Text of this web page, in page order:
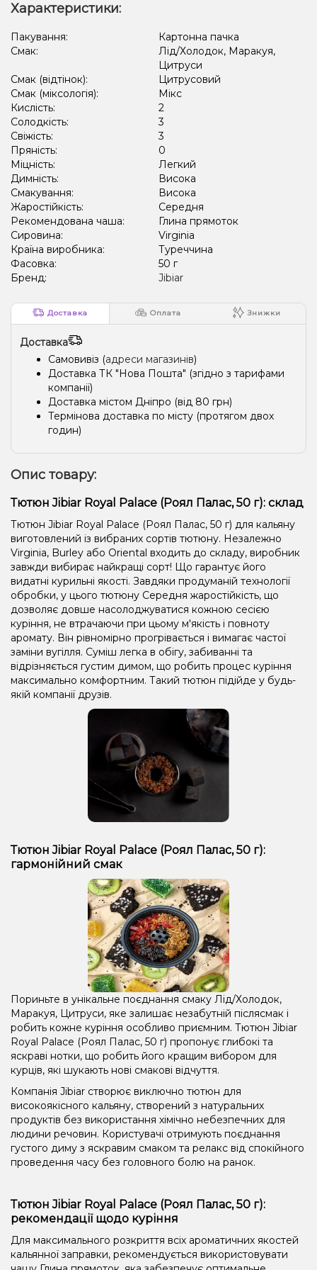
Апельсин, Лайм, Лід/Холодок, Лимон
Лід/Холодок, Чорниця/Лохина Кактус, Лід/Холодок
Лід/Холодок, М'ята, Цитруси Кола, Лід/Холодок
Кавун, Диня, Лід/Холодок Персик , Льод/Холодок
Виноград, Лід/Холодок Лід/Холодок, Лимон
Диня, Полуниця, Лід/Холодок
Лід/Холодок, Персик, Чорниця/Лохина
Груша/Дюшес, Лід/Холодок Лід/Холодок, Мандарин
Виноград, Чорниця/Лохина Лимон Лимон, М'ята
Виноград, Лайм Лайм, Лічі, Чорниця/Лохина
Полуниця, Лайм, Малина Апельсин, Сливки/Крем
Фісташки Морозиво Енергетик Полуниця
Полуниця, Лимонад Диня, Полуниця, Маракуя
Аніс/Подвійне яблуко Апельсин, Грейпфрут, Лайм
Грейпфрут, Диня, Лимон, Маракуя
Виноград, Лід/Холодок, Ягоди
Жуйка (фруктова) Цукерки, Лід/Холодок Диня
Ананас, Маракуя, Морозиво, Персик. Мохіто Кола, Лайм
Ківі, Лайм, М'ята, Яблуко Гуава, Малина
Гуава, Чорниця/Лохина Кавун, Лід/Холодок
М’ята, Чорниця/Лохина Лід/Холодок, Малина
Лід/Холодок, Яблуко Лід/Холодок Печиво Ожина
Ананас, Диня, Манго, Маракуя, Чорниця/Лохина
Диня, Чорниця/Лохина
Жуйка (м'ята), Кориця Апельсин, Кола Лайм
Грейпфрут Диня, Лід/Холодок
Банан, Полуниця, Лід/Холодок Апельсин, Кола, Лід/Холодок
Лимон, Пиріг/Кондитерка М'ята Апельсин, Шоколад
Прянощі/Спеції
Малина, Персик, Чорниця/Лохина
Лід/Холодок, Мандарин, Вершки/Крем, Фісташки
Тірамісу Ваніль, Кава
Кавун, Мигдаль, Помело Кавун, Маракуя, М'ята
Манго, Маракуя
Апельсин, Банан, Вишня/Черешня, М'ята, Персик.
Цукерки, Льод/Холодок, М'ята Кола, Печиво
Кокос, Сливки/Крем Виноград, Ягоди
Аніс/Подвійне яблуко, М'ята
Виноград, Ожина, Персик, Чорниця/Лохина
Характеристики:
Пакування:
Картонна пачка
Смак:
Лід/Холодок, Маракуя,
Цитруси
Смак (відтінок):
Цитрусовий
Смак (міксологія):
Мікс
Кислість:
2
Солодкість:
3
Свіжість:
3
Пряність:
0
Міцність:
Легкий
Димність:
Висока
Смакування:
Висока
Жаростійкість:
Середня
Рекомендована чаша:
Глина прямоток
Сировина:
Virginia
Країна виробника:
Туреччина
Фасовка:
50 г
Бренд:
Jibiar
Доставка Оплата Знижки
Доставка
Самовивіз (адреси магазинів)
Доставка ТК "Нова Пошта" (згідно з тарифами
компанії)
Доставка містом Дніпро (від 80 грн)
Термінова доставка по місту (протягом двох
годин)
Опис товару:
Тютюн Jibiar Royal Palace (Роял Палас, 50 ​​г): склад
Тютюн Jibiar Royal Palace (Роял Палас, 50 ​​г) для кальяну
виготовлений із вибраних сортів тютюну. Незалежно
Virginia, Burley або Oriental входить до складу, виробник
завжди вибирає найкращі сорт! Що гарантує його
видатні курильні якості. Завдяки продуманій технології
обробки, у цього тютюну Середня жаростійкість, що
дозволяє довше насолоджуватися кожною сесією
куріння, не втрачаючи при цьому м'якість і повноту
аромату. Він рівномірно прогрівається і вимагає частої
заміни вугілля. Суміш легка в обігу, забиванні та
відрізняється густим димом, що робить процес куріння
максимально комфортним. Такий тютюн підійде у будь-
якій компанії друзів.
Тютюн Jibiar Royal Palace (Роял Палас, 50 ​​г):
гармонійний смак
Пориньте в унікальне поєднання смаку Лід/Холодок,
Маракуя, Цитруси, яке залишає незабутній післясмак і
робить кожне куріння особливо приємним. Тютюн Jibiar
Royal Palace (Роял Палас, 50 ​​г) пропонує глибокі та
яскраві нотки, що робить його кращим вибором для
курців, які шукають нові смакові відчуття.
Компанія Jibiar створює виключно тютюн для
високоякісного кальяну, створений з натуральних
продуктів без використання хімічно небезпечних для
людини речовин. Користувачі отримують поєднання
густого диму з яскравим смаком та релакс від спокійного
проведення часу без головного болю на ранок.
Тютюн Jibiar Royal Palace (Роял Палас, 50 ​​г):
рекомендації щодо куріння
Для максимального розкриття всіх ароматичних якостей
кальянної заправки, рекомендується використовувати